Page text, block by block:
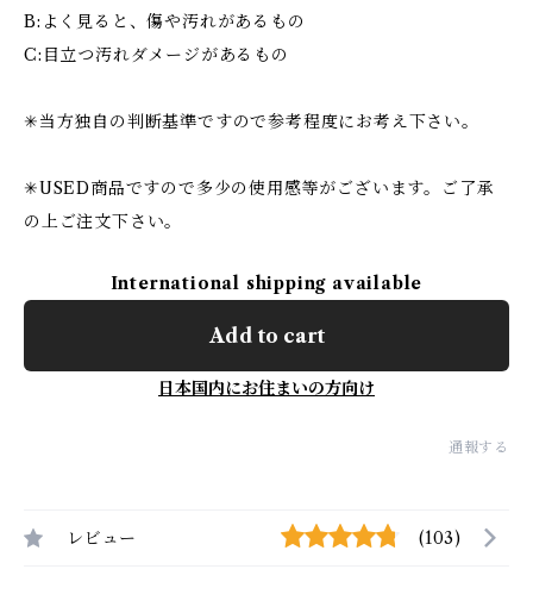
B:よく見ると、傷や汚れがあるもの
C:目立つ汚れダメージがあるもの
✳︎当方独自の判断基準ですので参考程度にお考え下さい。
✳︎USED商品ですので多少の使用感等がございます。ご了承
の上ご注文下さい。
International shipping available
Add to cart
日本国内にお住まいの方向け
通報する
レビュー (103)